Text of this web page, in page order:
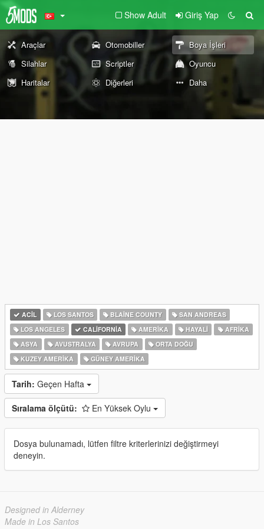
Show Adult Giriş Yap
Araçlar Otomobiller
Boya İşleri
Silahlar
Scriptler
Oyuncu
Haritalar
Diğerleri Daha
ACIL LOS SANTOS BLAINE COUNTY
SAN ANDREAS
LOS ANGELES
CALIFORNIA AMERIKA HAYALI
AFRIKA
ASYA
AVUSTRALYA AVRUPA
ORTA DOĞU
KUZEY AMERIKA
GÜNEY AMERIKA
Tarih: Geçen Hafta
Sıralama ölçütü: En Yüksek Oylu
Dosya bulunamadı, lütfen filtre kriterlerinizi değiştirmeyi
deneyin.
Designed in Alderney
Made in Los Santos